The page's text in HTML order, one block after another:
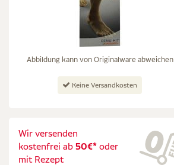
Abbildung kann von Originalware abweichen
Keine Versandkosten
Wir versenden
kostenfrei ab 50€* oder
mit Rezept